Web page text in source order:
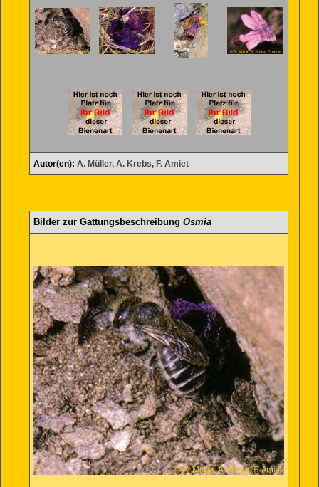
Autor(en): A. Müller, A. Krebs, F. Amiet
Bilder zur Gattungsbeschreibung Osmia